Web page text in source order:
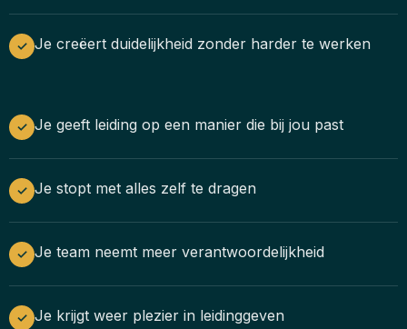
✓ Je creëert duidelijkheid zonder harder te werken
✓ Je geeft leiding op een manier die bij jou past
✓ Je stopt met alles zelf te dragen
✓ Je team neemt meer verantwoordelijkheid
✓ Je krijgt weer plezier in leidinggeven